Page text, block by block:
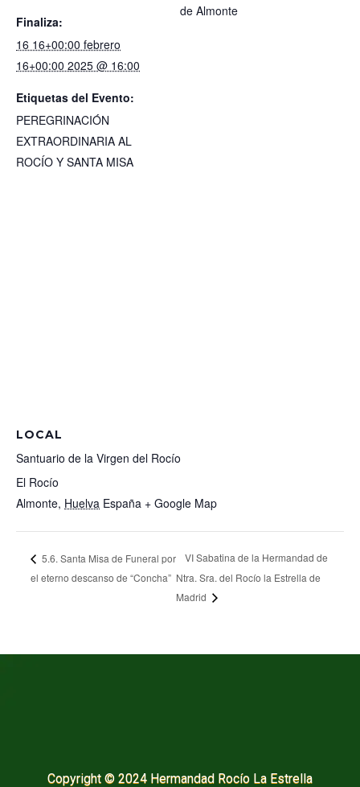
Finaliza:
16 16+00:00 febrero
16+00:00 2025 @ 16:00
Etiquetas del Evento:
PEREGRINACIÓN
EXTRAORDINARIA AL
ROCÍO Y SANTA MISA
de Almonte
LOCAL
Santuario de la Virgen del Rocío
El Rocío
Almonte, Huelva España + Google Map
5.6. Santa Misa de Funeral por
el eterno descanso de “Concha”
VI Sabatina de la Hermandad de
Ntra. Sra. del Rocío la Estrella de
Madrid
Copyright © 2024 Hermandad Rocío La Estrella